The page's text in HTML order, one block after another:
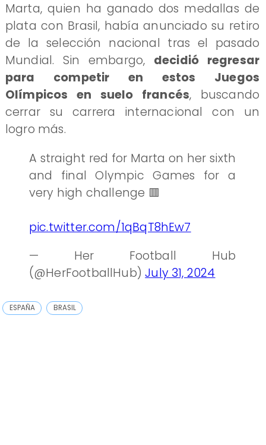
Marta, quien ha ganado dos medallas de
plata con Brasil, había anunciado su retiro
de la selección nacional tras el pasado
Mundial. Sin embargo, decidió regresar
para competir en estos Juegos
Olímpicos en suelo francés, buscando
cerrar su carrera internacional con un
logro más.
A straight red for Marta on her sixth
and final Olympic Games for a
very high challenge 🟥
pic.twitter.com/1qBqT8hEw7
— Her Football Hub
(@HerFootballHub)July 31, 2024
ESPAÑA BRASIL